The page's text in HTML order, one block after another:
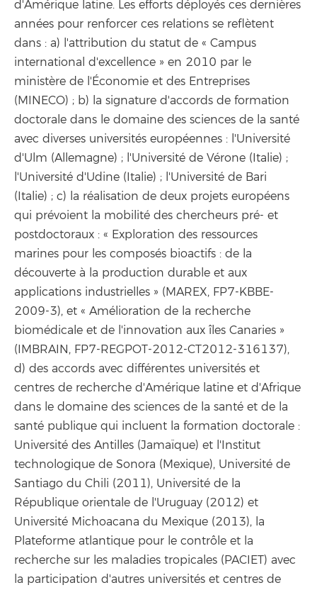
d'Amérique latine. Les efforts déployés ces dernières
années pour renforcer ces relations se reflètent
dans : a) l'attribution du statut de « Campus
international d'excellence » en 2010 par le
ministère de l'Économie et des Entreprises
(MINECO) ; b) la signature d'accords de formation
doctorale dans le domaine des sciences de la santé
avec diverses universités européennes : l'Université
d'Ulm (Allemagne) ; l'Université de Vérone (Italie) ;
l'Université d'Udine (Italie) ; l'Université de Bari
(Italie) ; c) la réalisation de deux projets européens
qui prévoient la mobilité des chercheurs pré- et
postdoctoraux : « Exploration des ressources
marines pour les composés bioactifs : de la
découverte à la production durable et aux
applications industrielles » (MAREX, FP7-KBBE-
2009-3), et « Amélioration de la recherche
biomédicale et de l'innovation aux îles Canaries »
(IMBRAIN, FP7-REGPOT-2012-CT2012-316137),
d) des accords avec différentes universités et
centres de recherche d'Amérique latine et d'Afrique
dans le domaine des sciences de la santé et de la
santé publique qui incluent la formation doctorale :
Université des Antilles (Jamaïque) et l'Institut
technologique de Sonora (Mexique), Université de
Santiago du Chili (2011), Université de la
République orientale de l'Uruguay (2012) et
Université Michoacana du Mexique (2013), la
Plateforme atlantique pour le contrôle et la
recherche sur les maladies tropicales (PACIET) avec
la participation d'autres universités et centres de